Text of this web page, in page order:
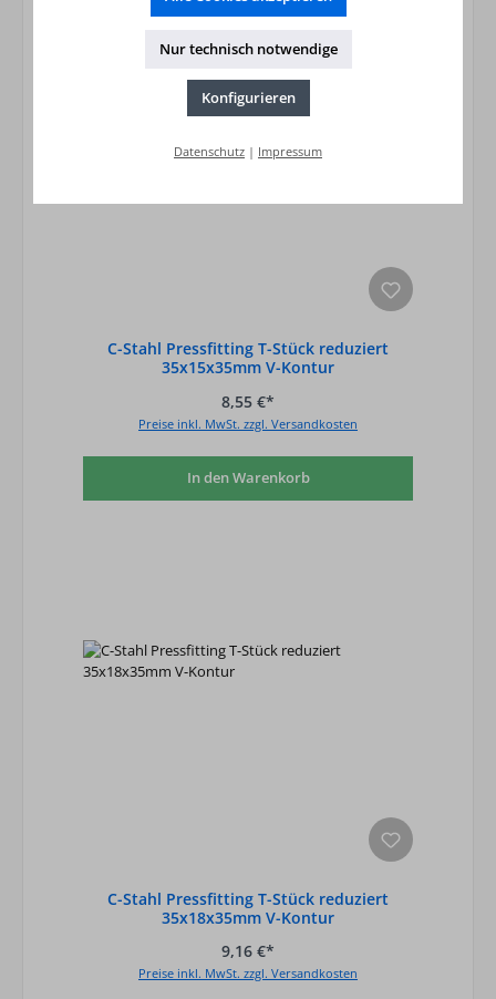
C-Stahl Pressfitting T-Stück reduziert
35x15x35mm V-Kontur
8,55 €*
Preise inkl. MwSt. zzgl. Versandkosten
In den Warenkorb
C-Stahl Pressfitting T-Stück reduziert
35x18x35mm V-Kontur
9,16 €*
Preise inkl. MwSt. zzgl. Versandkosten
Nur technisch notwendige
Konfigurieren
Datenschutz | Impressum